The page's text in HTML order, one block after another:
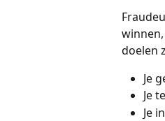
doelen
Je
Je
Je